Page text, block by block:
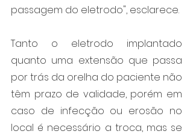
passagem do eletrodo", esclarece.
Tanto o eletrodo implantado
quanto uma extensão que passa
por trás da orelha do paciente não
têm prazo de validade, porém em
caso de infecção ou erosão no
local é necessário a troca, mas se